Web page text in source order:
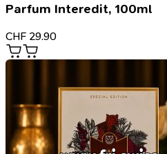
Parfum Interedit, 100ml
CHF 29.90